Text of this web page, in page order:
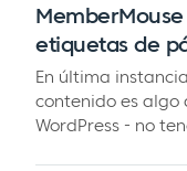
etiquetas de
En última
contenido es
WordPress - no